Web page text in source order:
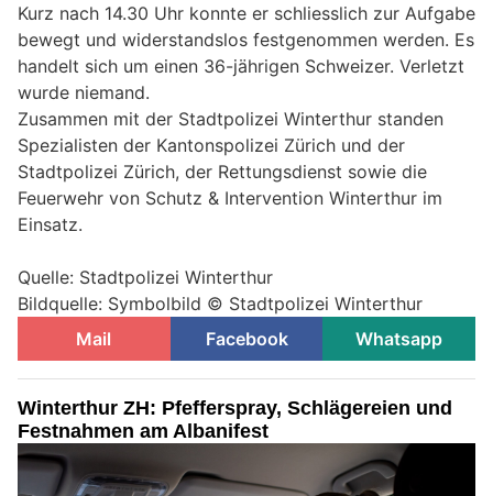
Kurz nach 14.30 Uhr konnte er schliesslich zur Aufgabe
bewegt und widerstandslos festgenommen werden. Es
handelt sich um einen 36-jährigen Schweizer. Verletzt
wurde niemand.
Zusammen mit der Stadtpolizei Winterthur standen
Spezialisten der Kantonspolizei Zürich und der
Stadtpolizei Zürich, der Rettungsdienst sowie die
Feuerwehr von Schutz & Intervention Winterthur im
Einsatz.
Quelle: Stadtpolizei Winterthur
Bildquelle: Symbolbild © Stadtpolizei Winterthur
Mail
Facebook Whatsapp
Winterthur ZH: Pfefferspray, Schlägereien und
Festnahmen am Albanifest